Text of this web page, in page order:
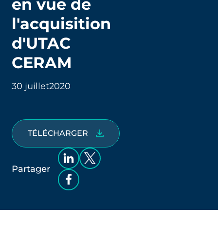
en vue de
l'acquisition
d'UTAC
CERAM
30 juillet2020
TÉLÉCHARGER
Partager